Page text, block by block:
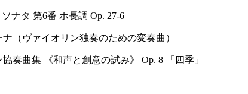
ナタ 第6番 ホ長調 Op. 27-6
（ヴァイオリン独奏のための変奏曲）
奏曲集 《和声と創意の試み》 Op. 8 「四季」